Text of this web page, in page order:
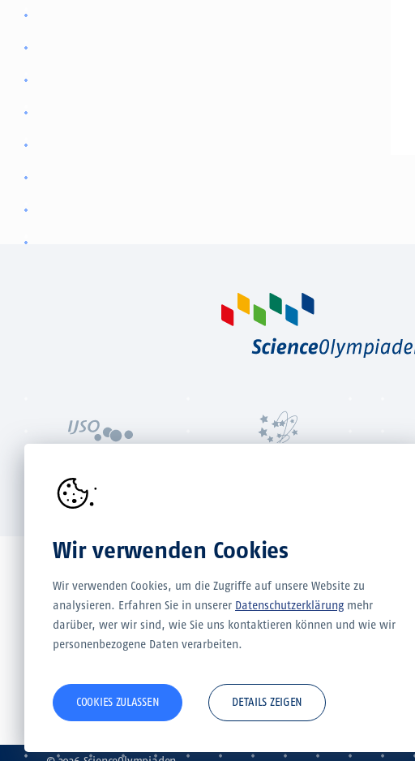
Internationale
JuniorScienceOlympiade
Wir verwenden Cookies
Wir verwenden Cookies, um die Zugriffe auf unsere Website zu
analysieren. Erfahren Sie in unserer Datenschutzerklärung mehr
darüber, wer wir sind, wie Sie uns kontaktieren können und wie wir
personenbezogene Daten verarbeiten.
COOKIES ZULASSEN DETAILS ZEIGEN